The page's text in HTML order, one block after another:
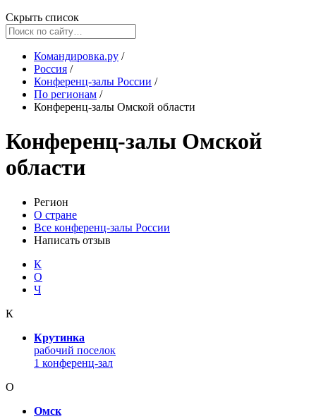
Скрыть список
Командировка.ру /
Россия /
Конференц-залы России /
По регионам /
Конференц-залы Омской области
Конференц-залы Омской
области
Регион
О стране
Все конференц-залы России
Написать отзыв
К
О
Ч
К
Крутинка
рабочий поселок
1 конференц-зал
О
Омск